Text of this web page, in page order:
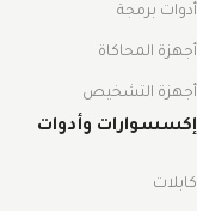
أدوات برمجة
أجهزة المحاكاة
أجهزة التشخيص
إكسسوارات وأدوات
كابلات